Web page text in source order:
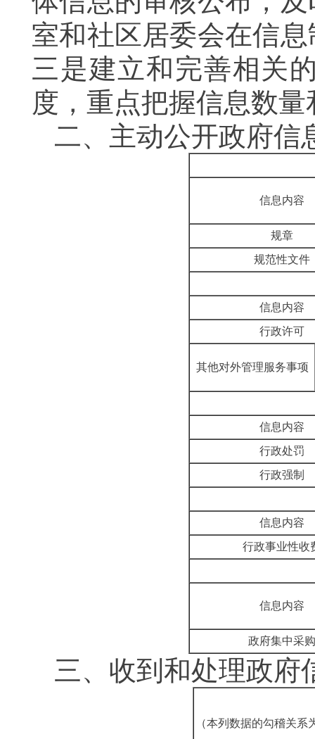
室和社区居委会在信
三是建立和完善相关
度，重点把握信息数
二、主动公开政府信
信息内容
规章
规范性文件
信息内容
行政许可
其他对外管理服务事项
信息内容
行政处罚
行政强制
信息内容
行政事业性收
信息内容
政府集中采购
三、收到和处理政府
（本列数据的勾稽关系